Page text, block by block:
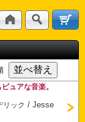
ュアな音楽。
リック /Jesse